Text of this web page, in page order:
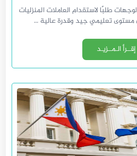
طلبًا لاستقدام العاملات المنزليات
مستوى تعليمي جيد وقدرة عالية ...
إقــرأ الـمــزيـد